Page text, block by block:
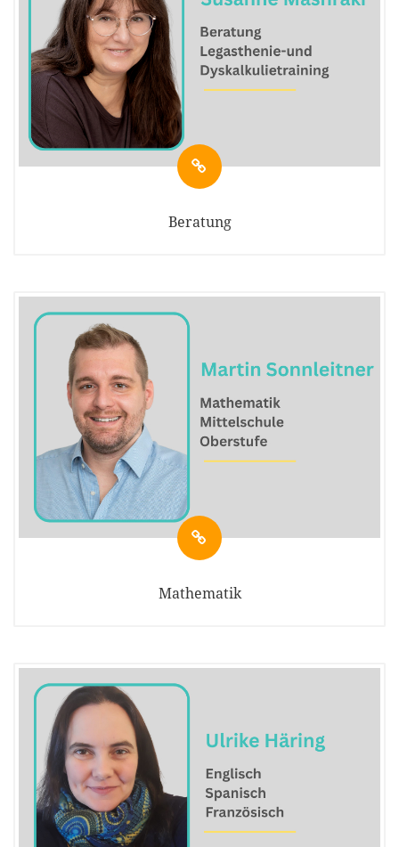
Beratung
Mathematik